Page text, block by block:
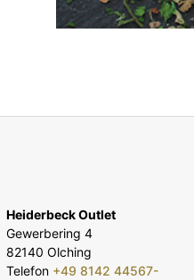
Heiderbeck Outlet
Gewerbering 4
82140 Olching
Telefon +49 8142 44567-